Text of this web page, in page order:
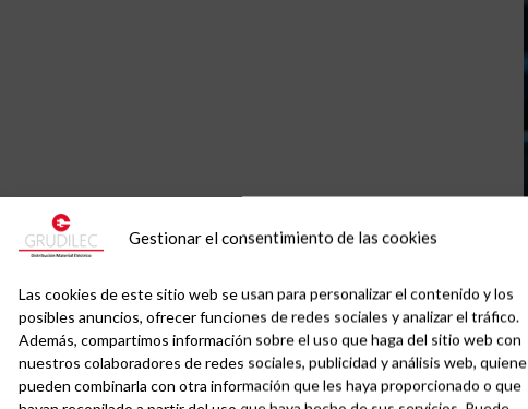
Gestionar el consentimiento de las cookies
Las cookies de este sitio web se usan para personalizar el contenido y los
posibles anuncios, ofrecer funciones de redes sociales y analizar el tráfico.
Además, compartimos información sobre el uso que haga del sitio web con
nuestros colaboradores de redes sociales, publicidad y análisis web,
pueden combinarla con otra información que les haya proporcionado o que